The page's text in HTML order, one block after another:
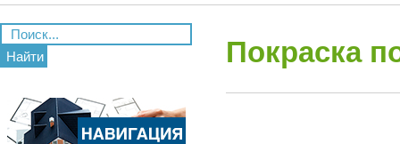
Найти Покраска